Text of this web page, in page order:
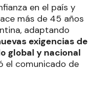
en el país y
más de 45 años
adaptando
exigencias de
global y nacional
el comunicado de